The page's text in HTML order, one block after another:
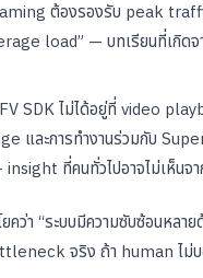
ต้องรองรับ peak
load” — บทเรียนที่เกิดจ
SDK ไม่ได้อยู่ที่ video
และการทำงานร่วมกับ
ที่คนทั่วไปอาจไม่เห็นจา
คว่า “ระบบมีความซับซ้อนหลา
จริง ถ้า human ไม่